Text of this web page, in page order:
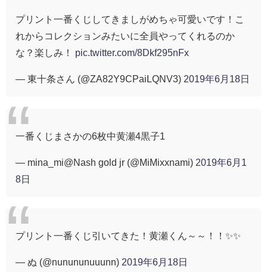
プリント一番くじしてきましがめちゃ可愛いです！こ
れからコレクションみたいに全員やってくれるのか
な？楽しみ！ pic.twitter.com/8Dkf295nFx
— 東十条さん (@ZA82Y9CPaiLQNV3) 2019年6月18日
一番くじまさかの6枚中黄瀬4黒子1
— mina_mi@Nash gold jr (@MiMixxnami) 2019年6月1
8日
プリント一番くじ引いてきた！黄瀬くん～～！！✨✨
— ぬ (@nunununuuunn) 2019年6月18日